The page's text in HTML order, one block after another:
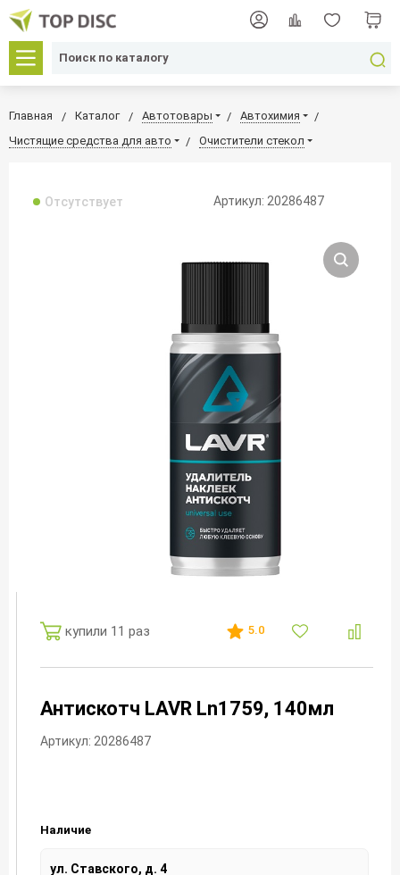
Главная Каталог Автотовары
Автохимия
Чистящие средства для авто
Очистители стекол
Отсутствует Артикул: 20286487
купили 11 раз 5.0
Антискотч LAVR Ln1759, 140мл
Артикул: 20286487
Наличие
ул. Ставского, д. 4